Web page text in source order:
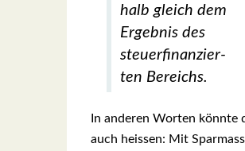
halb gleich dem
Ergeb­nis des
steu­er­fi­nan­zier­
ten Bereichs.
In ande­ren Wor­ten könn­te
auch heis­sen: Mit